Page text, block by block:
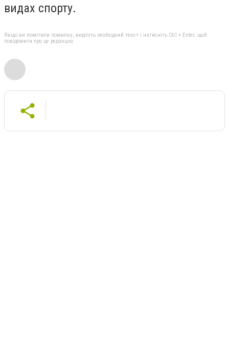
видах спорту.
Якщо ви помітили помилку, виділіть необхідний текст і натисніть Ctrl + Enter, щоб
повідомити про це редакцію